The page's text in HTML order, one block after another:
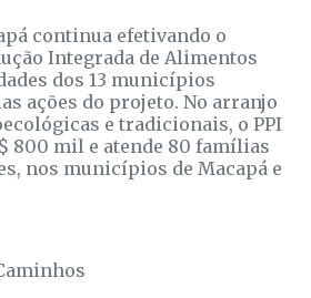
continua efetivando o
Integrada de Alimentos
dos 13 municípios
ações do projeto. No arranjo
e tradicionais, o PPI
800 mil e atende 80 famílias
nos municípios de Macapá e